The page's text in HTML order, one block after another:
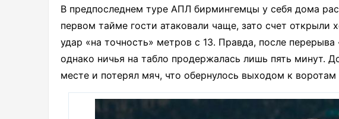
В предпоследнем туре АПЛ бирмингемцы у себя дома
первом тайме гости атаковали чаще, зато счет открыли
удар «на точность» метров с 13. Правда, после
однако ничья на табло продержалась лишь пять минут.
месте и потерял мяч, что обернулось выходом к